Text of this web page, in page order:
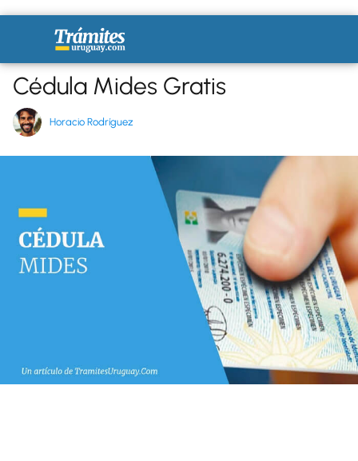
Cédula Mides Gratis
Horacio Rodríguez